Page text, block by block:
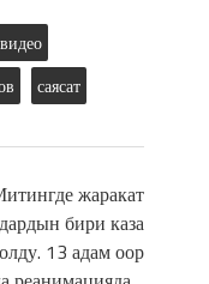
видео
саясат
жаракат
бири каза
13 адам оор